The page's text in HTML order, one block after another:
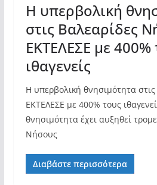
Η υπερβολική
στις Βαλεαρίδες
ΕΚΤΕΛΕΣΕ με 400%
ιθαγενείς
Η υπερβολική θνησιμότητα
ΕΚΤΕΛΕΣΕ με 400% τους
θνησιμότητα έχει αυξηθεί
Νήσους
Διαβάστε περισσότερα